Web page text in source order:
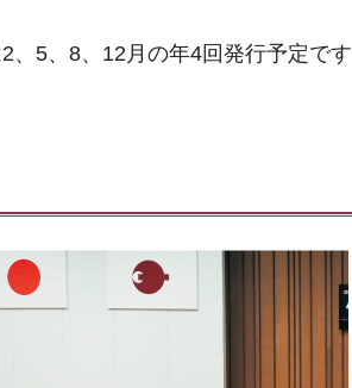
、5、8、12月の年4回発行予定です